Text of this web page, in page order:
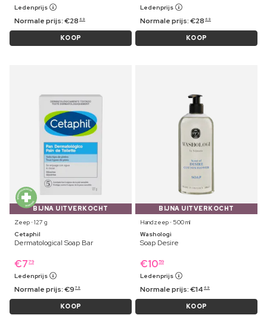
Ledenprijs
Normale prijs:€28 69
KOOP
Ledenprijs
Normale prijs:€28 69
KOOP
BIJNA UITVERKOCHT
Zeep ⋅ 127 g
Cetaphil
Dermatological Soap Bar
€7 79
Ledenprijs
Normale prijs:€9 79
KOOP
BIJNA UITVERKOCHT
Handzeep ⋅ 500 ml
Washologi
Soap Desire
€10 59
Ledenprijs
Normale prijs:€14 69
KOOP